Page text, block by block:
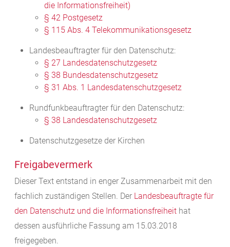
die Informationsfreiheit)
§ 42 Postgesetz
§ 115 Abs. 4 Telekommunikationsgesetz
Landesbeauftragter für den Datenschutz:
§ 27 Landesdatenschutzgesetz
§ 38 Bundesdatenschutzgesetz
§ 31 Abs. 1 Landesdatenschutzgesetz
Rundfunkbeauftragter für den Datenschutz:
§ 38 Landesdatenschutzgesetz
Datenschutzgesetze der Kirchen
Freigabevermerk
Dieser Text entstand in enger Zusammenarbeit mit den
fachlich zuständigen Stellen. Der Landesbeauftragte für
den Datenschutz und die Informationsfreiheit hat
dessen ausführliche Fassung am 15.03.2018
freigegeben.